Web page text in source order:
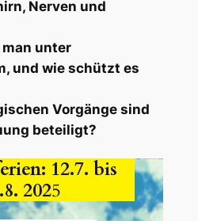
Nerven und
unter
und wie schützt es
Vorgänge sind
beteiligt?
12.7. bis
2025